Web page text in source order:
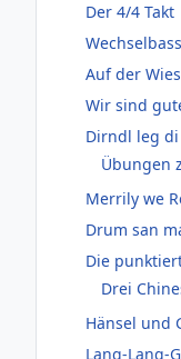
Der 4/4 Takt
Auf der
Wir sind
Dirndl leg
Übungen
Merrily we
Drum san
Die
Drei
Hänsel und
Lang-Lang-